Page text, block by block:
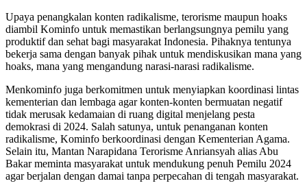
Upaya penangkalan konten radikalisme, terorisme maupun hoaks
diambil Kominfo untuk memastikan berlangsungnya pemilu yang
produktif dan sehat bagi masyarakat Indonesia. Pihaknya tentunya
bekerja sama dengan banyak pihak untuk mendiskusikan mana yang
hoaks, mana yang mengandung narasi-narasi radikalisme.
Menkominfo juga berkomitmen untuk menyiapkan koordinasi lintas
kementerian dan lembaga agar konten-konten bermuatan negatif
tidak merusak kedamaian di ruang digital menjelang pesta
demokrasi di 2024. Salah satunya, untuk penanganan konten
radikalisme, Kominfo berkoordinasi dengan Kementerian Agama.
Selain itu, Mantan Narapidana Terorisme Anriansyah alias Abu
Bakar meminta masyarakat untuk mendukung penuh Pemilu 2024
agar berjalan dengan damai tanpa perpecahan di tengah masyarakat.